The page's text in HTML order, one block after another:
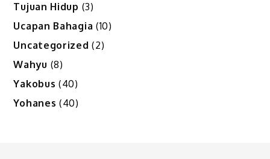
Tujuan Hidup (3)
Ucapan Bahagia (10)
Uncategorized (2)
Wahyu (8)
Yakobus (40)
Yohanes (40)